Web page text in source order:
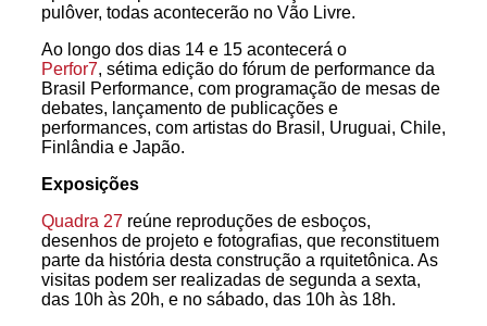
pulôver, todas acontecerão no Vão Livre.
Ao longo dos dias 14 e 15 acontecerá o
Perfor7, sétima edição do fórum de performance da
Brasil Performance, com programação de mesas de
debates, lançamento de publicações e
performances, com artistas do Brasil, Uruguai, Chile,
Finlândia e Japão.
Exposições
Quadra 27 reúne reproduções de esboços,
desenhos de projeto e fotografias, que reconstituem
parte da história desta construção a rquitetônica. As
visitas podem ser realizadas de segunda a sexta,
das 10h às 20h, e no sábado, das 10h às 18h.